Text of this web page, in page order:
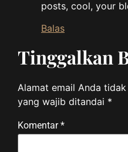
posts, cool, your
Balas
Tinggalkan
Alamat email Anda
yang wajib ditandai *
Komentar*